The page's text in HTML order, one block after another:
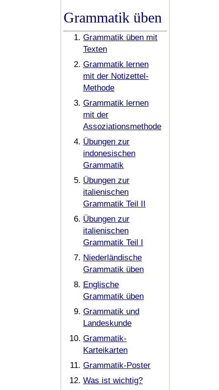
Grammatik üben
Grammatik üben mit
Texten
Grammatik lernen
mit der Notizettel-
Methode
Grammatik lernen
mit der
Assoziationsmethode
Übungen zur
indonesischen
Grammatik
Übungen zur
italienischen
Grammatik Teil II
Übungen zur
italienischen
Grammatik Teil I
Niederländische
Grammatik üben
Englische
Grammatik üben
Grammatik und
Landeskunde
Grammatik-
Karteikarten
Grammatik-Poster
Was ist wichtig?